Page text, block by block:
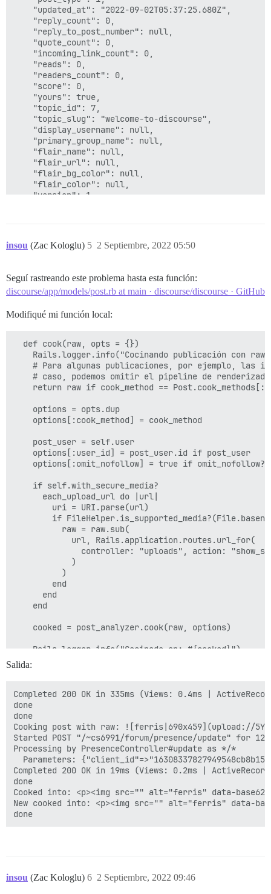
- cd public/~cs6991/forum && ln -s ../../
  - replace:
     global: true
     filename: /etc/nginx/conf.d/discourse.conf
     from: proxy_pass http://discourse;
     to: |
        rewrite ^/(.*)$ /~cs6991/forum/$1 break;
        proxy_pass http://discourse;
  - replace:
     filename: /etc/nginx/conf.d/discourse.conf
     from: etag off;
     to: |
        etag off;
        location /~cs6991/forum {
           rewrite ^/~cs6991/forum/?(.*)$ /$1;
        }
  - replace:
       filename: /etc/nginx/conf.d/discourse.conf
    "updated_at": "2022-09-02T05:37:25.680Z",
    "reply_count": 0,
    "reply_to_post_number": null,
    "quote_count": 0,
    "incoming_link_count": 0,
    "reads": 0,
    "readers_count": 0,
    "score": 0,
    "yours": true,
    "topic_id": 7,
    "topic_slug": "welcome-to-discourse",
    "display_username": null,
    "primary_group_name": null,
    "flair_name": null,
    "flair_url": null,
    "flair_bg_color": null,
    "flair_color": null,
    "version": 1,
    "user_title": null,
"raw": "My image is inserted
    "actions_summary": [
      {
        "can_act": true
        "id": 4,
        "can_act": true
      },
      {
        "id": 8,
      },
      {
        "can_act": true
      }
    ],
    "admin": true,
    "staff": true,
    "user_id": 1,
    "draft_sequence": 12,
    "hidden": false,
    "trust_level": 1,
    "deleted_at": null,
    "user_deleted": false,
    "edit_reason": null,
    "can_view_edit_history": true,
    "wiki": false,
    "reviewable_id": null,
    "reviewable_score_count": 0,
    "reviewable_score_pending_count": 0
insou (Zac Kologlu) 2 Septiembre, 2022 05:50
5
Seguí rastreando este problema hasta esta función:
discourse/app/models/post.rb at main · discourse/discourse · GitHub
Modifiqué mi función local:
  def cook(raw, opts = {})
Rails.logger.info("Cocinando publicación con
# Para algunas publicaciones, por ejemplo, las
# caso, podemos omitir el pipeline de
return raw if cook_method ==
    options = opts.dup
    options[:cook_method] = cook_method
    post_user = self.user
    options[:user_id] = post_user.id if post_user
    options[:omit_nofollow] = true if omit_nofollow?
    if self.with_secure_media?
      each_upload_url do |url|
        uri = URI.parse(url)
if
          raw = raw.sub(
            url, Rails.application.routes.url_for(
controller: "uploads", action:
            )
          )
        end
      end
    end
    cooked = post_analyzer.cook(raw, options)
    Rails.logger.info("Cocinado en: #{cooked}")
new_cooked =
    if post_type == Post.types[:regular]
      if new_cooked != cooked && new_cooked.blank?
Rails.logger.debug("El plugin está vaciando
      elsif new_cooked.blank?
Rails.logger.debug("Se detectó publicación
      end
    end
Rails.logger.info("Nuevo cocinado en:
    new_cooked
Salida:
Completed 200 OK in 335ms (Views: 0.4ms |
done
done
Cooking post with raw: ![ferris|690x459](upload://
Started POST "/~cs6991/forum/presence/update" for
Processing by PresenceController#update as */*
Parameters:
Completed 200 OK in 19ms (Views: 0.2ms |
done
Cooked into: <p><img src="" alt="ferris" data-base62-
New cooked into: <p><img src="" alt="ferris" data-
insou (Zac Kologlu) 2 Septiembre, 2022 09:46
6